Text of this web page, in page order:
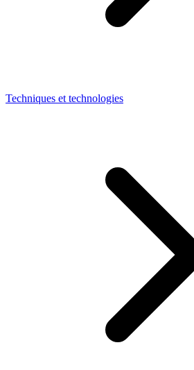
Techniques et technologies